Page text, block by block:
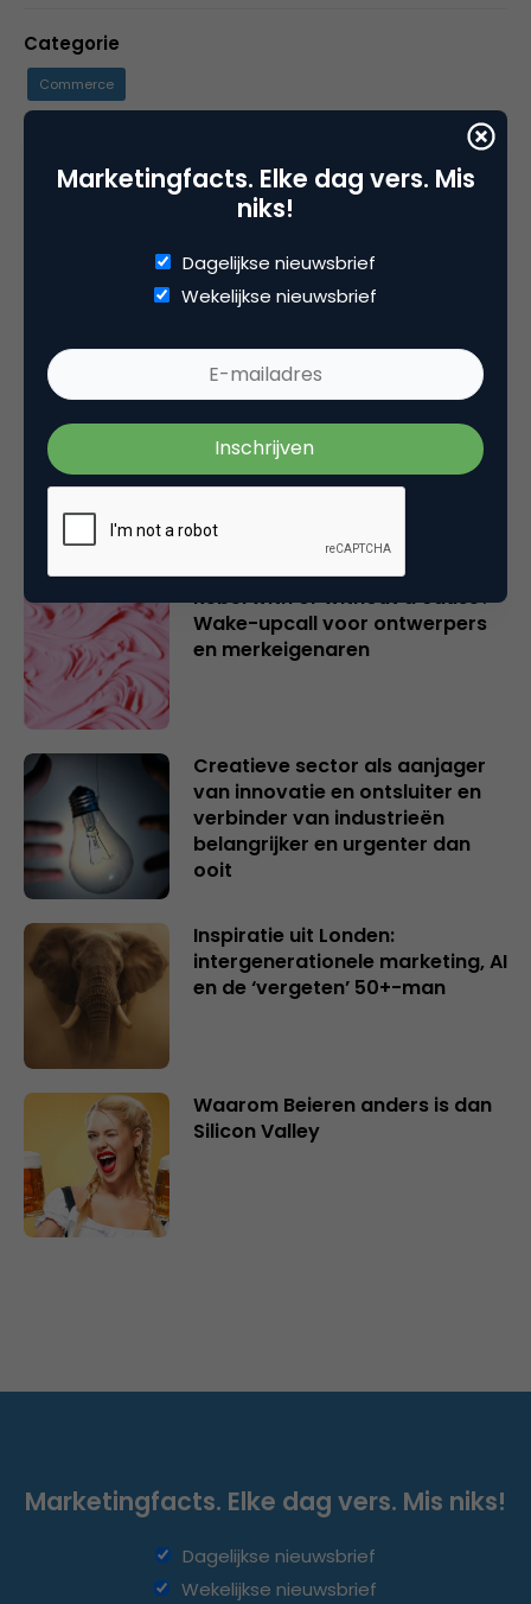
Categorie
Commerce
onderzoek
Je moet ingelogd zijn opom een reactie te
plaatsen.
Gerelateerde artikelen
Rebel with or without a cause?
Wake-upcall voor ontwerpers
en merkeigenaren
Creatieve sector als aanjager
van innovatie en ontsluiter en
verbinder van industrieën
belangrijker en urgenter dan
ooit
Inspiratie uit Londen:
intergenerationele marketing, AI
en de ‘vergeten’ 50+-man
Waarom Beieren anders is dan
Silicon Valley
Marketingfacts. Elke dag vers. Mis
niks!
Dagelijkse nieuwsbrief
Wekelijkse nieuwsbrief
Marketingfacts. Elke dag vers. Mis niks!
Dagelijkse nieuwsbrief
Wekelijkse nieuwsbrief